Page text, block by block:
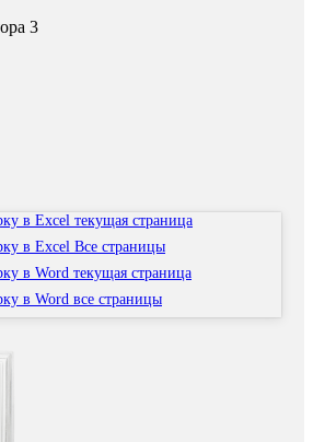
3
в Excel текущая страница
в Excel Все страницы
в Word текущая страница
в Word все страницы